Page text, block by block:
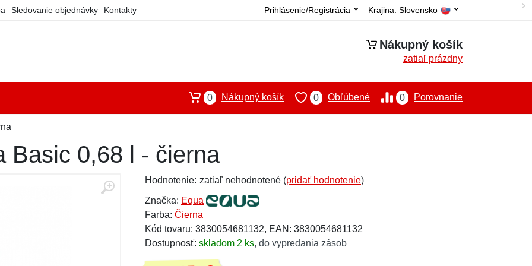
Sledovanie objednávky Kontakty Krajina: Slovensko
Prihlásenie/Registrácia
Nákupný košík
zatiaľ prázdny
0 Porovnanie
0 Obľúbené
0 Nákupný košík
Basic 0,68 l - čierna
Hodnotenie: zatiaľ nehodnotené (pridať hodnotenie)
Značka: Equa
Farba: Čierna
Kód tovaru: 3830054681132, EAN: 3830054681132
Dostupnosť: skladom 2 ks, do vypredania zásob